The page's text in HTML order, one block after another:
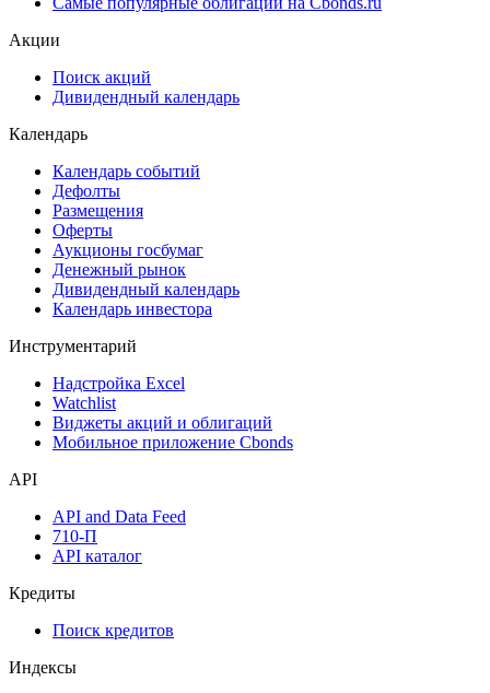
Акции
Поиск акций
Дивидендный календарь
Календарь
Календарь событий
Дефолты
Размещения
Оферты
Аукционы госбумаг
Денежный рынок
Дивидендный календарь
Календарь инвестора
Инструментарий
Надстройка Excel
Watchlist
Виджеты акций и облигаций
Мобильное приложение Cbonds
API
API and Data Feed
710-П
API каталог
Кредиты
Поиск кредитов
Индексы